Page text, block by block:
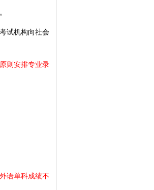
试机构向社会
则安排专业录
语单科成绩不